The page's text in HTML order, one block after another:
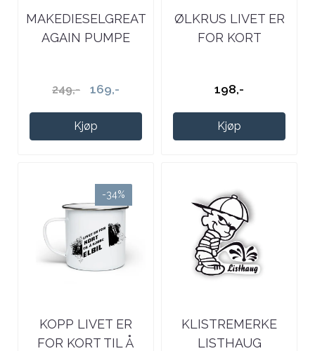
MAKEDIESELGREAT
AGAIN PUMPE
249,- 169,-
Kjøp
ØLKRUS LIVET ER
FOR KORT
198,-
Kjøp
-34%
KOPP LIVET ER
FOR KORT TIL Å
KLISTREMERKE
LISTHAUG